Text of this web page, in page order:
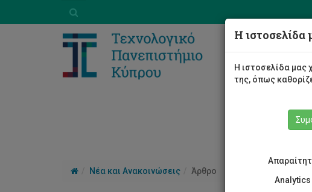
Νέα και Ανακοινώσεις Άρθρο
Η ιστοσελίδα
Η ιστοσελίδα μας
της, όπως